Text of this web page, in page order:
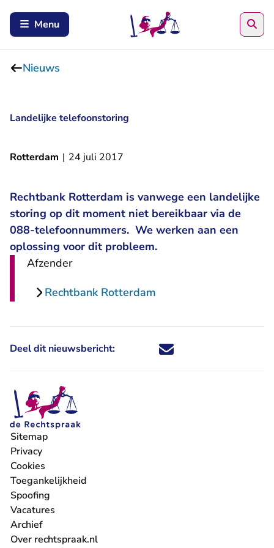
Menu
Nieuws
Landelijke telefoonstoring
Rotterdam | 24 juli 2017
Rechtbank Rotterdam is vanwege een landelijke
storing op dit moment niet bereikbaar via de
088-telefoonnummers. We werken aan een
oplossing voor dit probleem.
Afzender
Rechtbank Rotterdam
Deel dit nieuwsbericht: Deel dit nieuwsbericht via X -
Deel dit nieuwsbericht via
Deel dit nieuwsbericht
Deel dit
Sitemap
Privacy
Cookies
Toegankelijkheid
Spoofing
Vacatures
- U verlaat Rechtspraak.nl
Archief
Over rechtspraak.nl